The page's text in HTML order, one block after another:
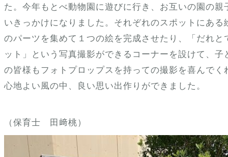
た。今年もとべ動物園に遊びに行き、お互いの園の親
いきっかけになりました。それぞれのスポットにある
のパーツを集めて１つの絵を完成させたり、「だれと
ット」という写真撮影ができるコーナーを設けて、子
の皆様もフォトプロップスを持っての撮影を喜んでく
心地よい風の中、良い思い出作りができました。
（保育士 田﨑桃）